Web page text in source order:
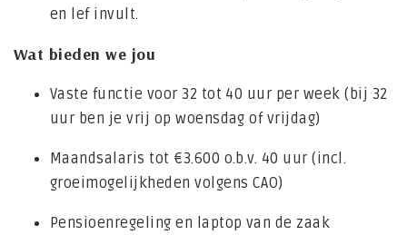
en lef invult.
Wat bieden we jou
Vaste functie voor 32 tot 40 uur per week (bij 32
uur ben je vrij op woensdag of vrijdag)
Maandsalaris tot €3.600 o.b.v. 40 uur (incl.
groeimogelijkheden volgens CAO)
Pensioenregeling en laptop van de zaak